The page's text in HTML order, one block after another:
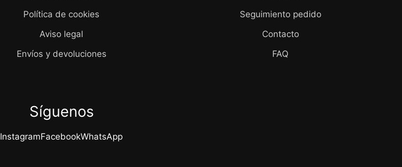
Política de cookies
Aviso legal
Envíos y devoluciones
Seguimiento pedido
Contacto
FAQ
Síguenos
InstagramFacebookWhatsApp